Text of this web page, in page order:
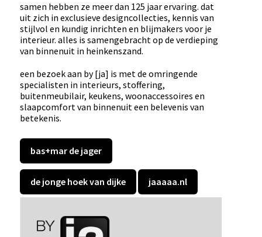
samen hebben ze meer dan 125 jaar ervaring. dat
uit zich in exclusieve designcollecties, kennis van
stijlvol en kundig inrichten en blijmakers voor je
interieur. alles is samengebracht op de verdieping
van binnenuit in heinkenszand.
een bezoek aan by [ja] is met de omringende
specialisten in interieurs, stoffering,
buitenmeubilair, keukens, woonaccessoires en
slaapcomfort van binnenuit een belevenis van
betekenis.
bas+mar de jager
de jonge hoek van dijke jaaaaa.nl